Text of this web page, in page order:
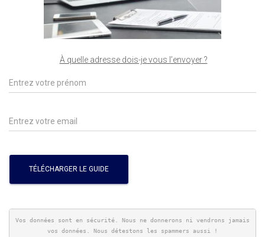
À quelle adresse dois-je vous l’envoyer ?
Vos données sont en sécurité. Nous ne donnerons ni vendrons jamais
vos données. Nous détestons les spammers aussi !